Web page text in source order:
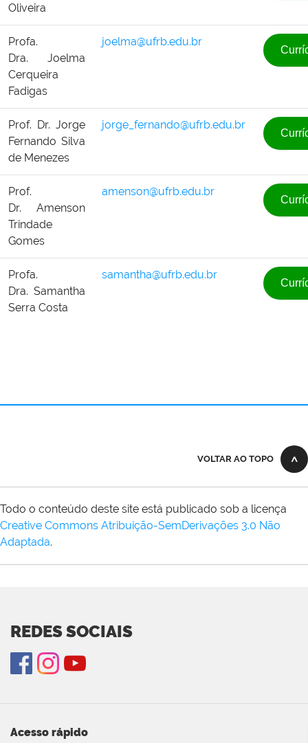
Oliveira
Profa.
Dra. Joelma
Cerqueira
Fadigas
joelma@ufrb.edu.br
Prof. Dr. Jorge
Fernando Silva
de Menezes
jorge_fernando@ufrb.edu.br
Prof.
Dr. Amenson
Trindade
Gomes
amenson@ufrb.edu.br
Profa.
Dra. Samantha
Serra Costa
samantha@ufrb.edu.br
VOLTAR AO TOPO
Todo o conteúdo deste site está publicado sob a licença
Creative Commons Atribuição-SemDerivações 3.0 Não
Adaptada.
REDES SOCIAIS
Acesso rápido